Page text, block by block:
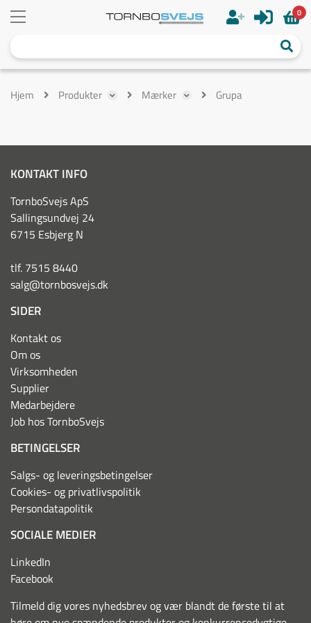
0
Hjem Produkter Mærker Grupa
KONTAKT INFO
TornboSvejs ApS
Sallingsundvej 24
6715 Esbjerg N
tlf. 7515 8440
salg@tornbosvejs.dk
SIDER
Kontakt os
Om os
Virksomheden
Supplier
Medarbejdere
Job hos TornboSvejs
BETINGELSER
Salgs- og leveringsbetingelser
Cookies- og privatlivspolitik
Persondatapolitik
SOCIALE MEDIER
LinkedIn
Facebook
Tilmeld dig vores nyhedsbrev og vær blandt de første til at